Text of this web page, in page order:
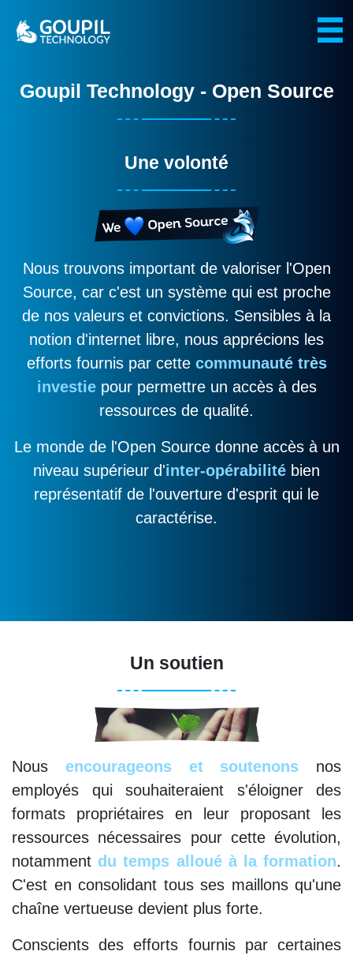
Goupil Technology - Open Source
Une volonté
Nous trouvons important de valoriser l'Open
Source, car c'est un système qui est proche
de nos valeurs et convictions. Sensibles à la
notion d'internet libre, nous apprécions les
efforts fournis par cette communauté très
investiepour permettre un accès à des
ressources de qualité.
Le monde de l'Open Source donne accès à un
niveau supérieur d'inter-opérabilité bien
représentatif de l'ouverture d'esprit qui le
caractérise.
Un soutien
Nous encourageons et soutenons nos
employés qui souhaiteraient s'éloigner des
formats propriétaires en leur proposant les
ressources nécessaires pour cette évolution,
notamment du temps alloué à la formation.
C'est en consolidant tous ses maillons qu'une
chaîne vertueuse devient plus forte.
Conscients des efforts fournis par certaines